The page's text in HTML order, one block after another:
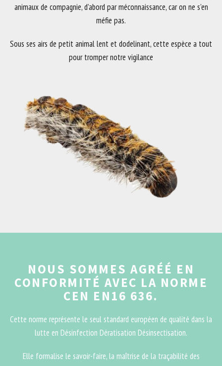
animaux de compagnie, d’abord par méconnaissance, car on ne s’en
méfie pas.
Sous ses airs de petit animal lent et dodelinant, cette espèce a tout
pour tromper notre vigilance
NOUS SOMMES AGRÉÉ EN
CONFORMITÉ AVEC LA NORME
CEN EN16 636.
Cette norme représente le seul standard européen de qualité dans la
lutte en Désinfection Dératisation Désinsectisation.
Elle formalise le savoir-faire, la maîtrise de la traçabilité des